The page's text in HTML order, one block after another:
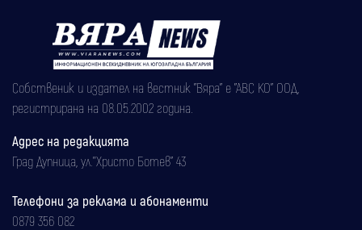
Собственик и издател на вестник "Вяра" е "АВС КО" ООД,
регистрирана на 08.05.2002 година.
Адрес на редакцията
Град Дупница, ул.''Христо Ботев" 43
Телефони за реклама и абонаменти
0879 356 082